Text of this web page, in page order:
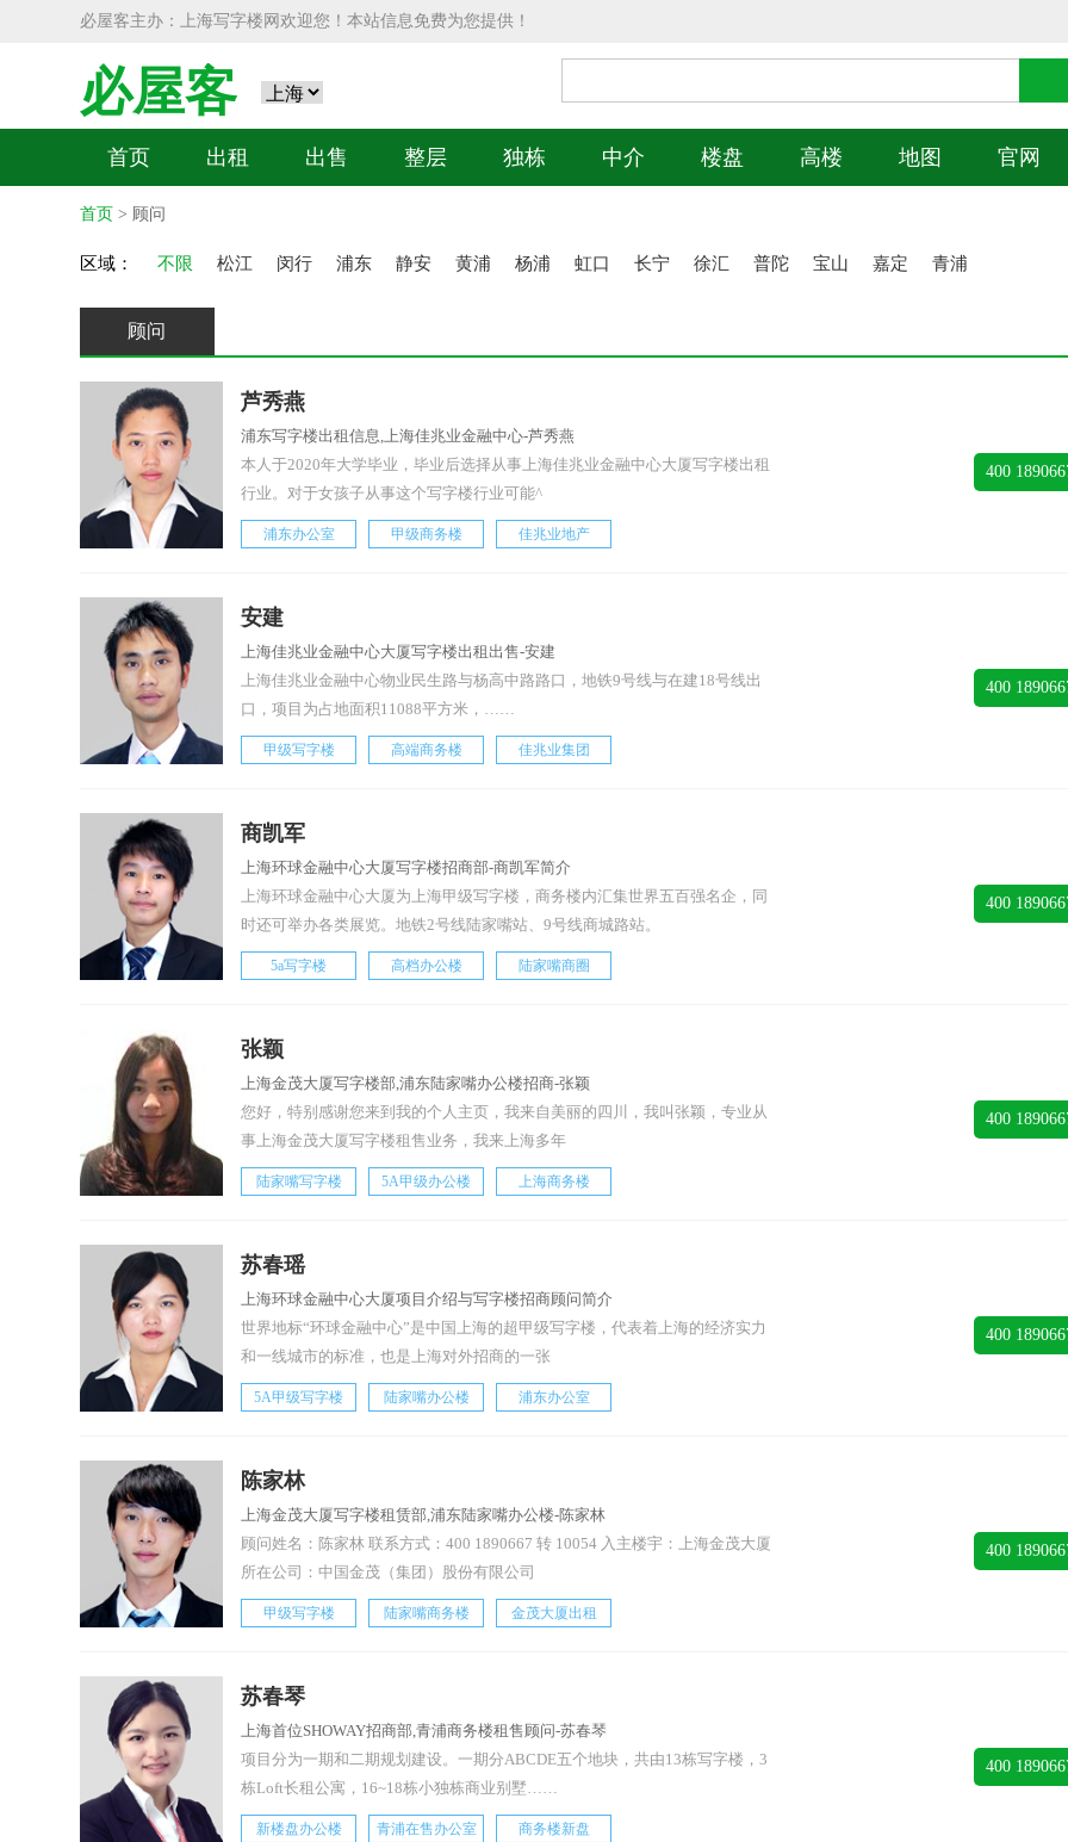
必屋客主办：上海写字楼网欢迎您！本站信息免费为您提供！
必屋客
首页 出租 出售 整层 独栋 中介 楼盘 高楼 地图 官网
首页 > 顾问
区域： 不限 松江 闵行 浦东 静安 黄浦 杨浦 虹口 长宁 徐汇 普陀 宝山 嘉定 青浦
顾问
芦秀燕
浦东写字楼出租信息,上海佳兆业金融中心-芦秀燕
本人于2020年大学毕业，毕业后选择从事上海佳兆业金融中心大厦写字楼出租
行业。对于女孩子从事这个写字楼行业可能^
浦东办公室 甲级商务楼 佳兆业地产
400
安建
上海佳兆业金融中心大厦写字楼出租出售-安建
上海佳兆业金融中心物业民生路与杨高中路路口，地铁9号线与在建18号线出
口，项目为占地面积11088平方米，……
甲级写字楼 高端商务楼 佳兆业集团
400
商凯军
上海环球金融中心大厦写字楼招商部-商凯军简介
上海环球金融中心大厦为上海甲级写字楼，商务楼内汇集世界五百强名企，同
时还可举办各类展览。地铁2号线陆家嘴站、9号线商城路站。
5a写字楼 高档办公楼 陆家嘴商圈
400
张颖
上海金茂大厦写字楼部,浦东陆家嘴办公楼招商-张颖
您好，特别感谢您来到我的个人主页，我来自美丽的四川，我叫张颖，专业从
事上海金茂大厦写字楼租售业务，我来上海多年
陆家嘴写字楼 5A甲级办公楼 上海商务楼
400
苏春瑶
上海环球金融中心大厦项目介绍与写字楼招商顾问简介
世界地标“环球金融中心”是中国上海的超甲级写字楼，代表着上海的经济实力
和一线城市的标准，也是上海对外招商的一张
5A甲级写字楼 陆家嘴办公楼 浦东办公室
400
陈家林
上海金茂大厦写字楼租赁部,浦东陆家嘴办公楼-陈家林
顾问姓名：陈家林 联系方式：400 1890667 转 10054 入主楼宇：上海金茂大厦
所在公司：中国金茂（集团）股份有限公司
甲级写字楼 陆家嘴商务楼 金茂大厦出租
400
苏春琴
上海首位SHOWAY招商部,青浦商务楼租售顾问-苏春琴
项目分为一期和二期规划建设。一期分ABCDE五个地块，共由13栋写字楼，3
栋Loft长租公寓，16~18栋小独栋商业别墅……
新楼盘办公楼 青浦在售办公室 商务楼新盘
400